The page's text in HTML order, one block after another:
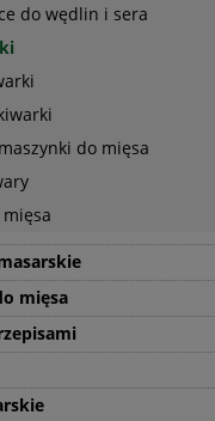
do wędlin i sera
do mięsa
mięsa